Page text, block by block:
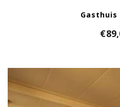
Gasthuis
€